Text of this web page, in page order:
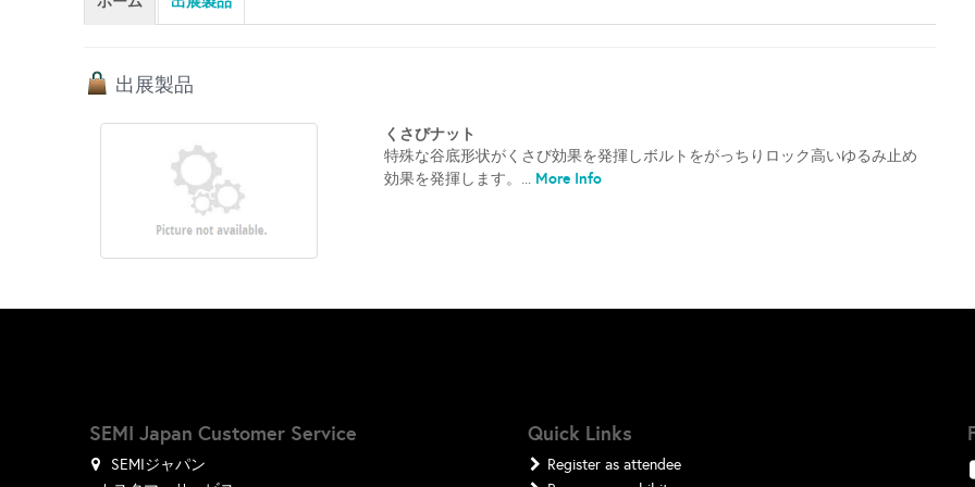
出展製品
くさびナット
特殊な谷底形状がくさび効果を発揮しボルトをがっちりロック高いゆるみ止め
効果を発揮します。... More Info
SEMI Japan Customer Service
SEMIジャパン
Quick Links
Register as attendee